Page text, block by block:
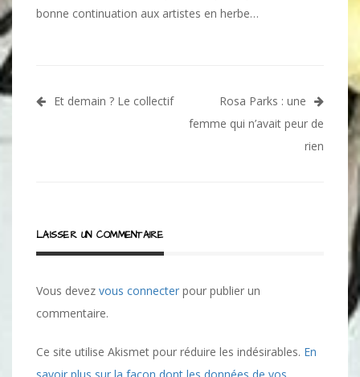
bonne continuation aux artistes en herbe…
Navigation
Et demain ? Le collectif
Rosa Parks : une
femme qui n’avait peur de
rien
LAISSER UN COMMENTAIRE
Vous devez vous connecter pour publier un
commentaire.
Ce site utilise Akismet pour réduire les indésirables. En